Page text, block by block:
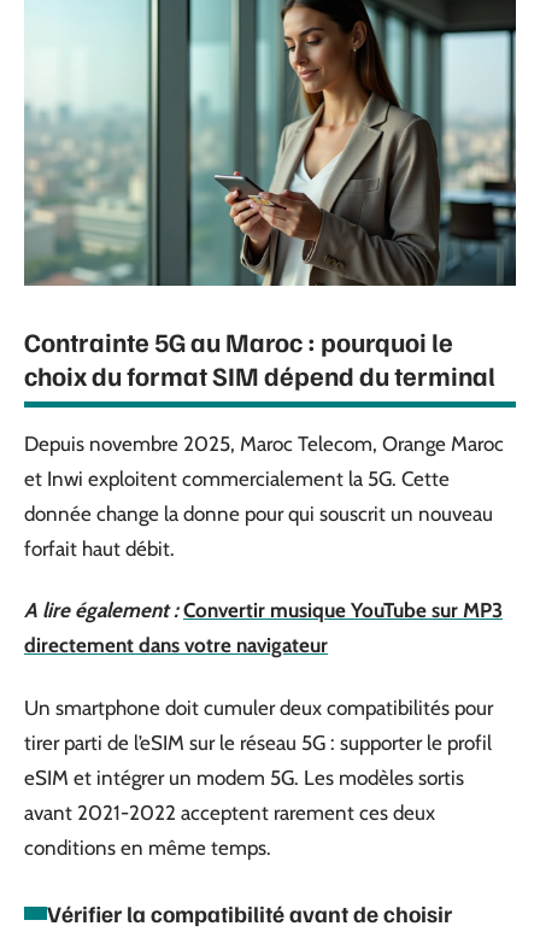
Contrainte 5G au Maroc : pourquoi le
choix du format SIM dépend du terminal
Depuis novembre 2025, Maroc Telecom, Orange Maroc
et Inwi exploitent commercialement la 5G. Cette
donnée change la donne pour qui souscrit un nouveau
forfait haut débit.
A lire également : Convertir musique YouTube sur MP3
directement dans votre navigateur
Un smartphone doit cumuler deux compatibilités pour
tirer parti de l’eSIM sur le réseau 5G : supporter le profil
eSIM et intégrer un modem 5G. Les modèles sortis
avant 2021-2022 acceptent rarement ces deux
conditions en même temps.
Vérifier la compatibilité avant de choisir